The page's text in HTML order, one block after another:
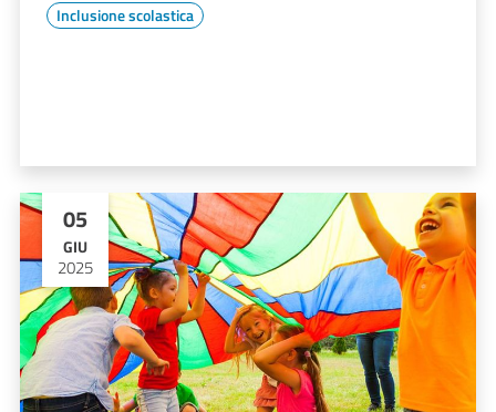
Inclusione scolastica
05
GIU
2025